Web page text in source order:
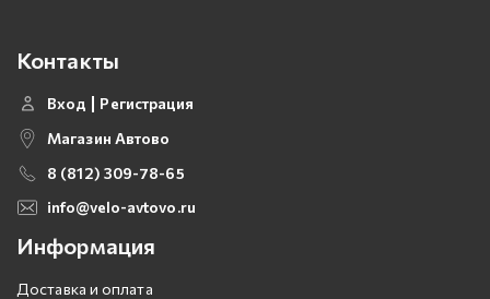
Контакты
Вход
Регистрация
Магазин Автово
8 (812) 309-78-65
info@velo-avtovo.ru
Информация
Доставка и оплата